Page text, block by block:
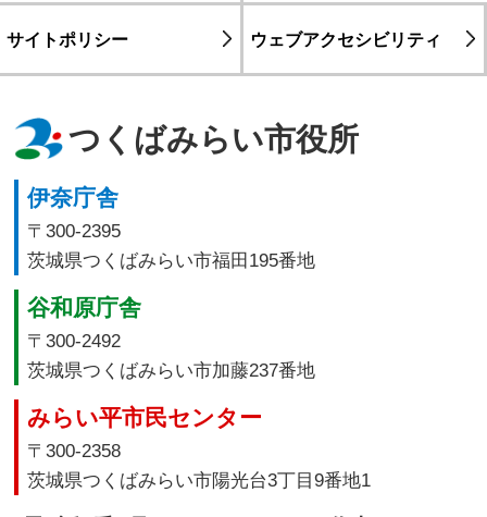
サイトポリシー ウェブアクセシビリティ
つくばみらい市役所
伊奈庁舎
〒300-2395
茨城県つくばみらい市福田195番地
谷和原庁舎
〒300-2492
茨城県つくばみらい市加藤237番地
みらい平市民センター
〒300-2358
茨城県つくばみらい市陽光台3丁目9番地1